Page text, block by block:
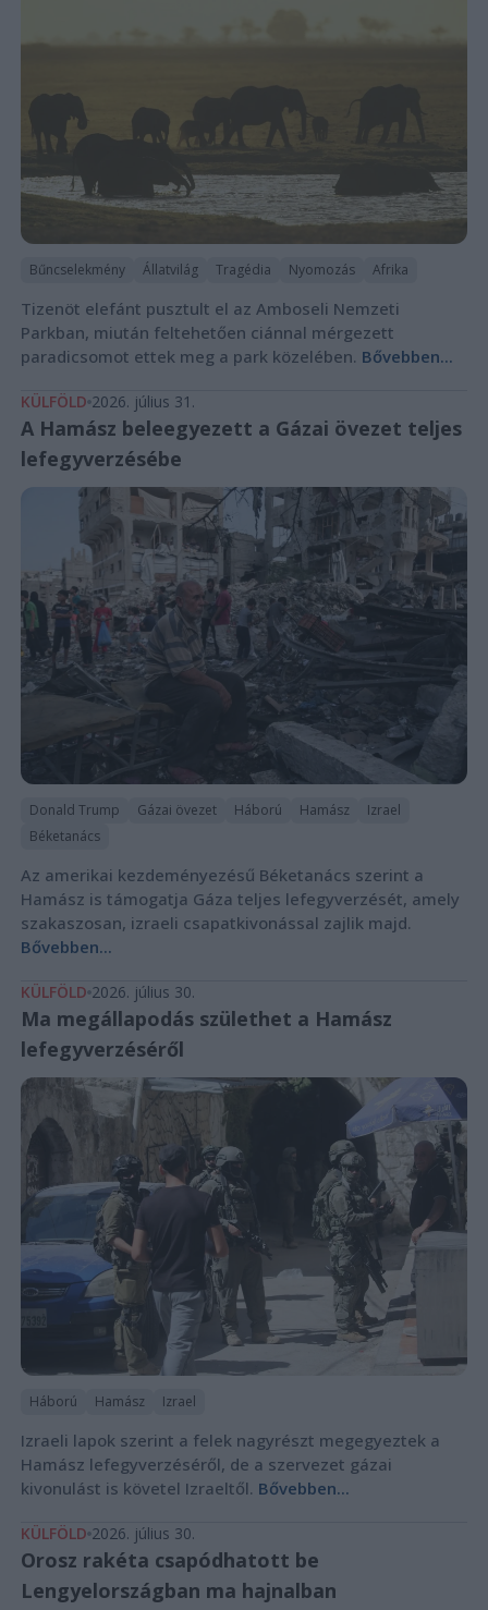
Bűncselekmény Állatvilág Tragédia Nyomozás Afrika
Tizenöt elefánt pusztult el az Amboseli Nemzeti
Parkban, miután feltehetően ciánnal mérgezett
paradicsomot ettek meg a park közelében. Bővebben...
KÜLFÖLD 2026. július 31.
A Hamász beleegyezett a Gázai övezet teljes
lefegyverzésébe
Donald Trump Gázai övezet Háború Hamász
Izrael
Béketanács
Az amerikai kezdeményezésű Béketanács szerint a
Hamász is támogatja Gáza teljes lefegyverzését, amely
szakaszosan, izraeli csapatkivonással zajlik majd.
Bővebben...
KÜLFÖLD 2026. július 30.
Ma megállapodás születhet a Hamász
lefegyverzéséről
Háború Hamász Izrael
Izraeli lapok szerint a felek nagyrészt megegyeztek a
Hamász lefegyverzéséről, de a szervezet gázai
kivonulást is követel Izraeltől. Bővebben...
KÜLFÖLD 2026. július 30.
Orosz rakéta csapódhatott be
Lengyelországban ma hajnalban